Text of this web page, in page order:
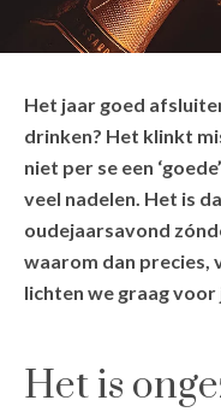
Het jaar goed
drinken? Het klinkt
niet per se een
veel nadelen. Het is
oudejaarsavond
waarom dan precies,
lichten we graag voor
Het is